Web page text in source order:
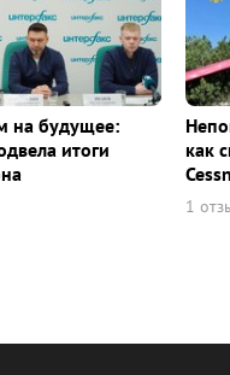
на будущее:
итоги
как
1